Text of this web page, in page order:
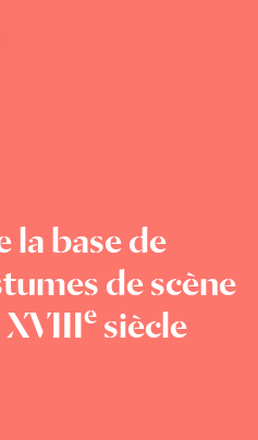
la base de
de scène
e siècle